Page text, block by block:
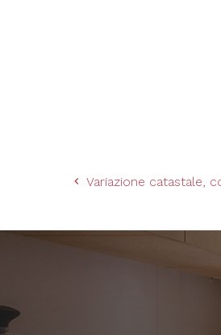
Variazione catastale,